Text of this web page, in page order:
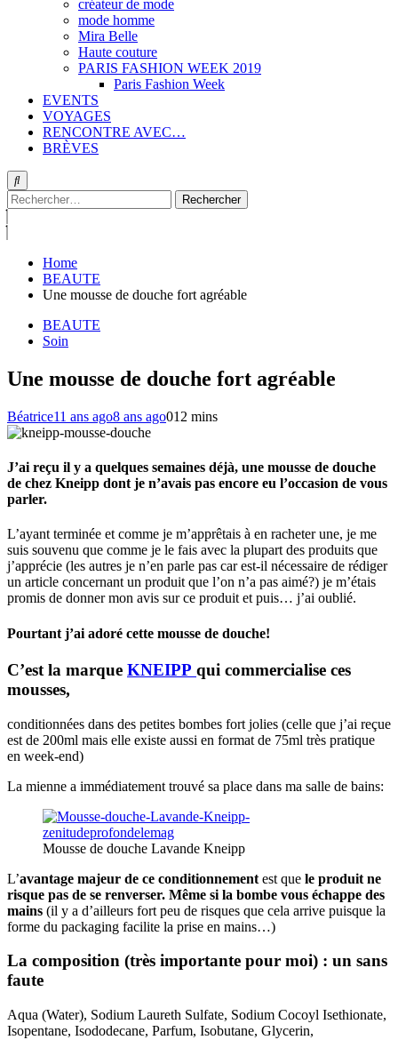
créateur de mode
mode homme
Mira Belle
Haute couture
PARIS FASHION WEEK 2019
Paris Fashion Week
EVENTS
VOYAGES
RENCONTRE AVEC…
BRÈVES
Rechercher :
Home
BEAUTE
Une mousse de douche fort agréable
BEAUTE
Soin
Une mousse de douche fort agréable
Béatrice11 ans ago8 ans ago012 mins
J’ai reçu il y a quelques semaines déjà, une mousse de douche
de chez Kneipp dont je n’avais pas encore eu l’occasion de vous
parler.
L’ayant terminée et comme je m’apprêtais à en racheter une, je me
suis souvenu que comme je le fais avec la plupart des produits que
j’apprécie (les autres je n’en parle pas car est-il nécessaire de rédiger
un article concernant un produit que l’on n’a pas aimé?) je m’étais
promis de donner mon avis sur ce produit et puis… j’ai oublié.
Pourtant j’ai adoré cette mousse de douche!
C’est la marque KNEIPP qui commercialise ces
mousses,
conditionnées dans des petites bombes fort jolies (celle que j’ai reçue
est de 200ml mais elle existe aussi en format de 75ml très pratique
en week-end)
La mienne a immédiatement trouvé sa place dans ma salle de bains:
Mousse de douche Lavande Kneipp
L’avantage majeur de ce conditionnement est que le produit ne
risque pas de se renverser. Même si la bombe vous échappe des
mains (il y a d’ailleurs fort peu de risques que cela arrive puisque la
forme du packaging facilite la prise en mains…)
La composition (très importante pour moi) : un sans
faute
Aqua (Water), Sodium Laureth Sulfate, Sodium Cocoyl Isethionate,
Isopentane, Isododecane, Parfum, Isobutane, Glycerin,